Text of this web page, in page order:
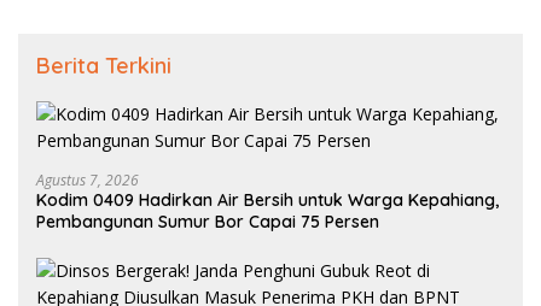
Berita Terkini
Agustus 7, 2026
Kodim 0409 Hadirkan Air Bersih untuk Warga Kepahiang,
Pembangunan Sumur Bor Capai 75 Persen